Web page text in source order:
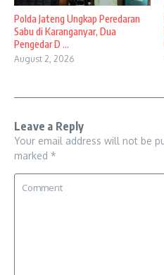
Polda Jateng Ungkap Peredaran
Sabu di Karanganyar, Dua
Pengedar D ...
August 2, 2026
Leave a Reply
Your email address will not be
marked *